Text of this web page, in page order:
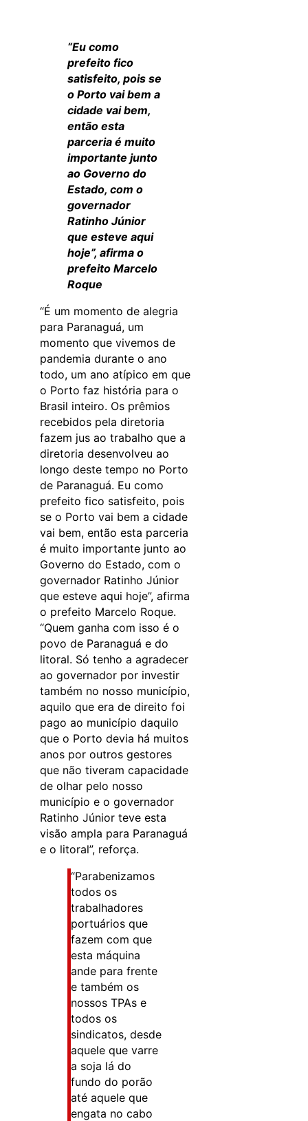
“Eu como
prefeito fico
satisfeito, pois se
o Porto vai bem a
cidade vai bem,
então esta
parceria é muito
importante junto
ao Governo do
Estado, com o
governador
Ratinho Júnior
que esteve aqui
hoje”, afirma o
prefeito Marcelo
Roque
“É um momento de alegria
para Paranaguá, um
momento que vivemos de
pandemia durante o ano
todo, um ano atípico em que
o Porto faz história para o
Brasil inteiro. Os prêmios
recebidos pela diretoria
fazem jus ao trabalho que a
diretoria desenvolveu ao
longo deste tempo no Porto
de Paranaguá. Eu como
prefeito fico satisfeito, pois
se o Porto vai bem a cidade
vai bem, então esta parceria
é muito importante junto ao
Governo do Estado, com o
governador Ratinho Júnior
que esteve aqui hoje”, afirma
o prefeito Marcelo Roque.
“Quem ganha com isso é o
povo de Paranaguá e do
litoral. Só tenho a agradecer
ao governador por investir
também no nosso município,
aquilo que era de direito foi
pago ao município daquilo
que o Porto devia há muitos
anos por outros gestores
que não tiveram capacidade
de olhar pelo nosso
município e o governador
Ratinho Júnior teve esta
visão ampla para Paranaguá
e o litoral”, reforça.
“Parabenizamos
todos os
trabalhadores
portuários que
fazem com que
esta máquina
ande para frente
e também os
nossos TPAs e
todos os
sindicatos, desde
aquele que varre
a soja lá do
fundo do porão
até aquele que
engata no cabo